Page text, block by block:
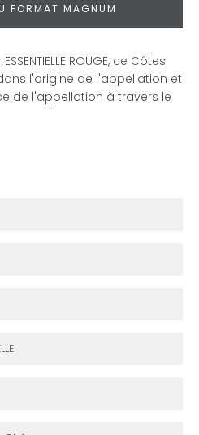
ROUGE, ce Côtes
l'origine de l'appellation et
de l'appellation à travers le
FORMAT MAGNUM